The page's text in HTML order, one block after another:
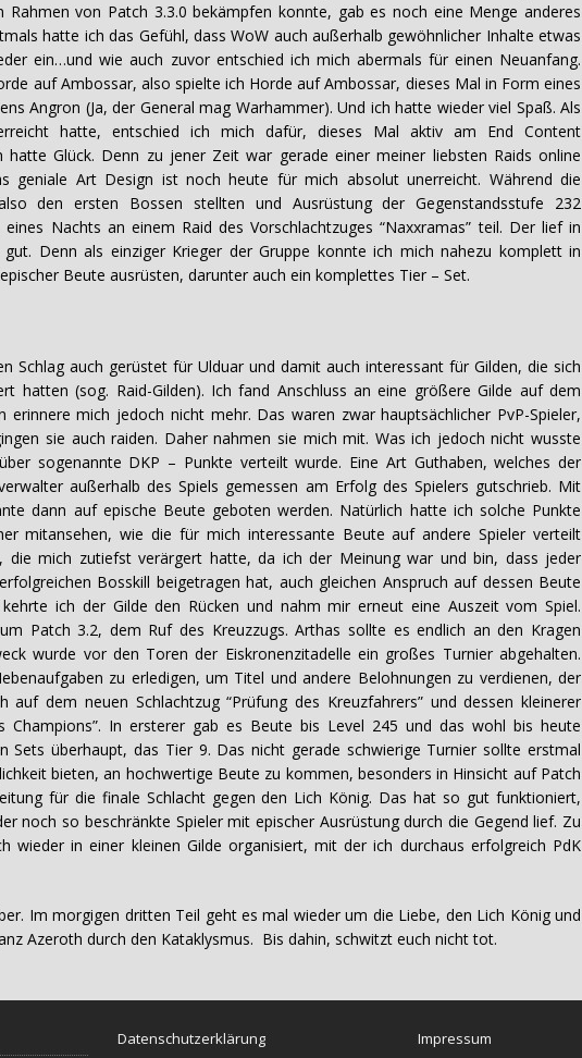
Rahmen von Patch 3.3.0 bekämpfen konnte, gab es noch eine Menge anderes
hatte ich das Gefühl, dass WoW auch außerhalb gewöhnlicher Inhalte etwas
ein…und wie auch zuvor entschied ich mich abermals für einen Neuanfang.
auf Ambossar, also spielte ich Horde auf Ambossar, dieses Mal in Form eines
Angron (Ja, der General mag Warhammer). Und ich hatte wieder viel Spaß. Als
hatte, entschied ich mich dafür, dieses Mal aktiv am End Content
hatte Glück. Denn zu jener Zeit war gerade einer meiner liebsten Raids online
geniale Art Design ist noch heute für mich absolut unerreicht. Während die
den ersten Bossen stellten und Ausrüstung der Gegenstandsstufe 232
Nachts an einem Raid des Vorschlachtzuges “Naxxramas” teil. Der lief in
Denn als einziger Krieger der Gruppe konnte ich mich nahezu komplett in
Beute ausrüsten, darunter auch ein komplettes Tier – Set.
Schlag auch gerüstet für Ulduar und damit auch interessant für Gilden, die sich
hatten (sog. Raid-Gilden). Ich fand Anschluss an eine größere Gilde auf dem
erinnere mich jedoch nicht mehr. Das waren zwar hauptsächlicher PvP-Spieler,
sie auch raiden. Daher nahmen sie mich mit. Was ich jedoch nicht wusste
sogenannte DKP – Punkte verteilt wurde. Eine Art Guthaben, welches der
außerhalb des Spiels gemessen am Erfolg des Spielers gutschrieb. Mit
dann auf epische Beute geboten werden. Natürlich hatte ich solche Punkte
mitansehen, wie die für mich interessante Beute auf andere Spieler verteilt
die mich zutiefst verärgert hatte, da ich der Meinung war und bin, dass jeder
Bosskill beigetragen hat, auch gleichen Anspruch auf dessen Beute
ich der Gilde den Rücken und nahm mir erneut eine Auszeit vom Spiel.
Patch 3.2, dem Ruf des Kreuzzugs. Arthas sollte es endlich an den Kragen
wurde vor den Toren der Eiskronenzitadelle ein großes Turnier abgehalten.
zu erledigen, um Titel und andere Belohnungen zu verdienen, der
auf dem neuen Schlachtzug “Prüfung des Kreuzfahrers” und dessen kleinerer
Champions”. In ersterer gab es Beute bis Level 245 und das wohl bis heute
Sets überhaupt, das Tier 9. Das nicht gerade schwierige Turnier sollte erstmal
bieten, an hochwertige Beute zu kommen, besonders in Hinsicht auf Patch
für die finale Schlacht gegen den Lich König. Das hat so gut funktioniert,
noch so beschränkte Spieler mit epischer Ausrüstung durch die Gegend lief. Zu
wieder in einer kleinen Gilde organisiert, mit der ich durchaus erfolgreich PdK
Im morgigen dritten Teil geht es mal wieder um die Liebe, den Lich König und
Azeroth durch den Kataklysmus. Bis dahin, schwitzt euch nicht tot.
Datenschutzerklärung Impressum